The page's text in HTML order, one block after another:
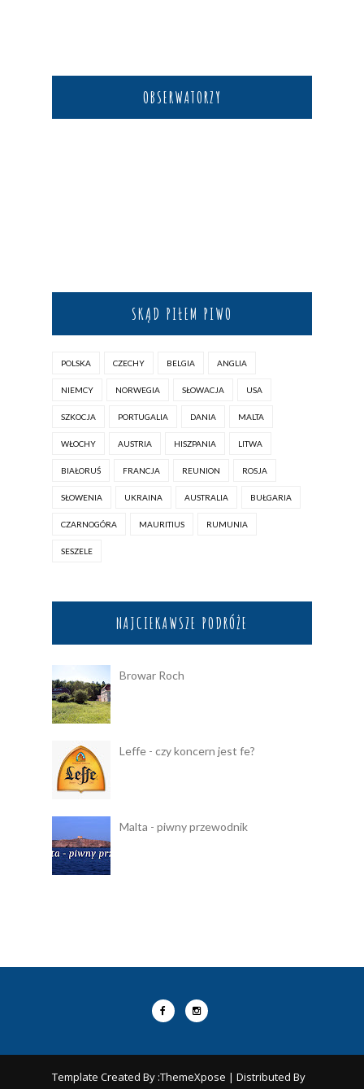
OBSERWATORZY
SKĄD PIŁEM PIWO
POLSKA CZECHY BELGIA ANGLIA
NIEMCY NORWEGIA SŁOWACJA USA
SZKOCJA PORTUGALIA DANIA MALTA
WŁOCHY AUSTRIA HISZPANIA LITWA
BIAŁORUŚ FRANCJA REUNION ROSJA
SŁOWENIA UKRAINA AUSTRALIA BUŁGARIA
CZARNOGÓRA MAURITIUS RUMUNIA
SESZELE
NAJCIEKAWSZE PODRÓŻE
Browar Roch
Leffe - czy koncern jest fe?
Malta - piwny przewodnik
Template Created By :ThemeXpose | Distributed By